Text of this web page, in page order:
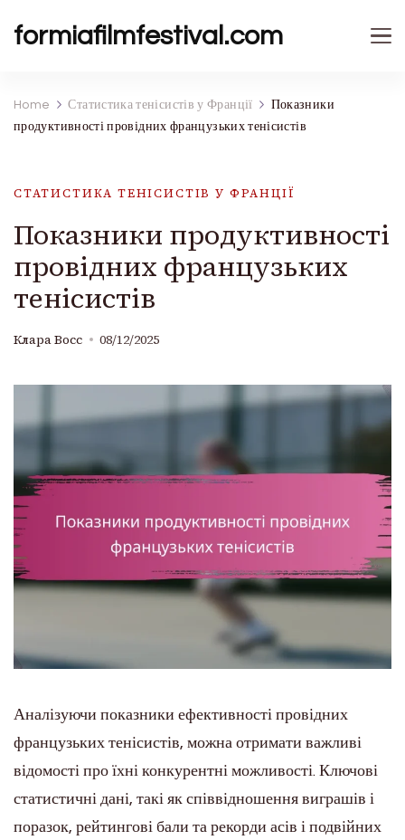
formiafilmfestival.com
Home Статистика тенісистів у Франції
Показники
продуктивності провідних французьких тенісистів
СТАТИСТИКА ТЕНІСИСТІВ У ФРАНЦІЇ
Показники продуктивності
провідних французьких
тенісистів
Клара Восс 08/12/2025
Аналізуючи показники ефективності провідних
французьких тенісистів, можна отримати важливі
відомості про їхні конкурентні можливості. Ключові
статистичні дані, такі як співвідношення виграшів і
поразок, рейтингові бали та рекорди асів і подвійних